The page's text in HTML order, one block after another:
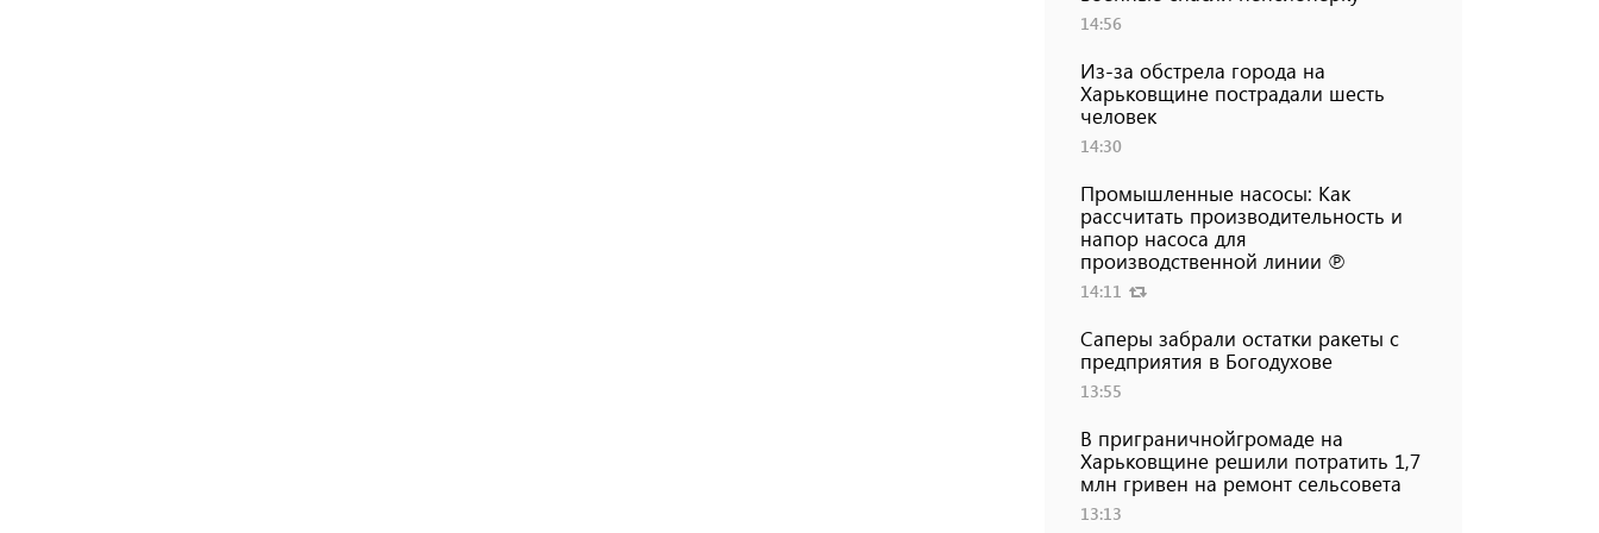
14:56
Из-за обстрела города на
Харьковщине пострадали шесть
человек
14:30
Промышленные насосы: Как
рассчитать производительность и
напор насоса для
производственной линии ℗
14:11
Саперы забрали остатки ракеты с
предприятия в Богодухове
13:55
В приграничнойгромаде на
Харьковщине решили потратить 1,7
млн ​​гривен на ремонт сельсовета
13:13